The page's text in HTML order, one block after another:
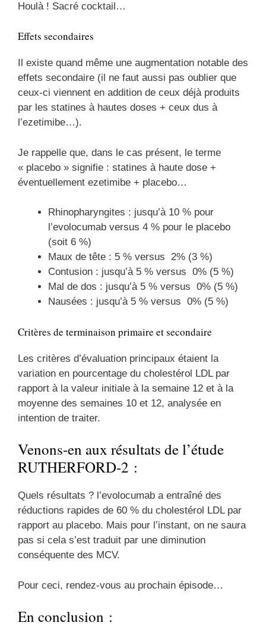
Houlà ! Sacré cocktail…
Effets secondaires
Il existe quand même une augmentation notable des
effets secondaire (il ne faut aussi pas oublier que
ceux-ci viennent en addition de ceux déjà produits
par les statines à hautes doses + ceux dus à
l’ezetimibe…).
Je rappelle que, dans le cas présent, le terme
« placebo » signifie : statines à haute dose +
éventuellement ezetimibe + placebo…
Rhinopharyngites : jusqu’à 10 % pour
l’evolocumab versus 4 % pour le placebo
(soit 6 %)
Maux de tête : 5 % versus 2% (3 %)
Contusion : jusqu’à 5 % versus 0% (5 %)
Mal de dos : jusqu’à 5 % versus 0% (5 %)
Nausées : jusqu’à 5 % versus 0% (5 %)
Critères de terminaison primaire et secondaire
Les critères d’évaluation principaux étaient la
variation en pourcentage du cholestérol LDL par
rapport à la valeur initiale à la semaine 12 et à la
moyenne des semaines 10 et 12, analysée en
intention de traiter.
Venons-en aux résultats de l’étude
RUTHERFORD-2 :
Quels résultats ? l’evolocumab a entraîné des
réductions rapides de 60 % du cholestérol LDL par
rapport au placebo. Mais pour l’instant, on ne saura
pas si cela s’est traduit par une diminution
conséquente des MCV.
Pour ceci, rendez-vous au prochain épisode…
En conclusion :